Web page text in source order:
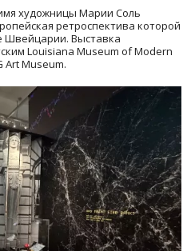
художницы Марии Соль
ретроспектива которой
Швейцарии. Выставка
Louisiana Museum of Modern
Art Museum.